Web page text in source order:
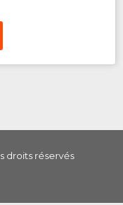
droits réservés